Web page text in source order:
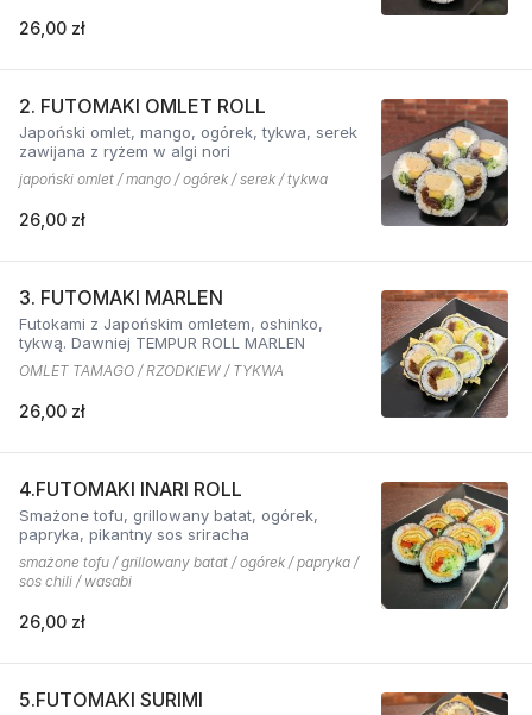
26,00 zł
2. FUTOMAKI OMLET ROLL
Japoński omlet, mango, ogórek, tykwa, serek
zawijana z ryżem w algi nori
japoński omlet / mango / ogórek / serek / tykwa
26,00 zł
3. FUTOMAKI MARLEN
Futokami z Japońskim omletem, oshinko,
tykwą. Dawniej TEMPUR ROLL MARLEN
OMLET TAMAGO / RZODKIEW / TYKWA
26,00 zł
4.FUTOMAKI INARI ROLL
Smażone tofu, grillowany batat, ogórek,
papryka, pikantny sos sriracha
smażone tofu / grillowany batat / ogórek / papryka /
sos chili / wasabi
26,00 zł
5.FUTOMAKI SURIMI